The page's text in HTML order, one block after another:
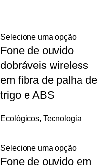
Selecione uma opção
Fone de ouvido
dobráveis wireless
em fibra de palha de
trigo e ABS
Ecológicos, Tecnologia
Selecione uma opção
Fone de ouvido em